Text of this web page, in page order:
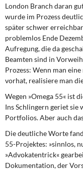
London Branch daran
wurde im Prozess
später schwer
problemlos Ende
Aufregung, die da
Beamten sind in
Prozess: Wenn man
vorhat, realisiere man
Wegen »Omega 55« ist
Ins Schlingern geriet sie
Portfolios. Aber auch
Die deutliche Worte
55-Projektes: »sinnlos,
»Advokatentrick«
Dokumentation, der